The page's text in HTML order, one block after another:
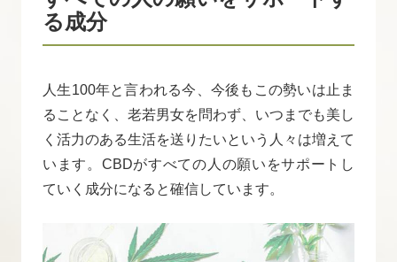
る成分
人生100年と言われる今、今後もこの勢いは止ま
ることなく、老若男女を問わず、いつまでも美し
く活力のある生活を送りたいという人々は増えて
います。CBDがすべての人の願いをサポートし
ていく成分になると確信しています。